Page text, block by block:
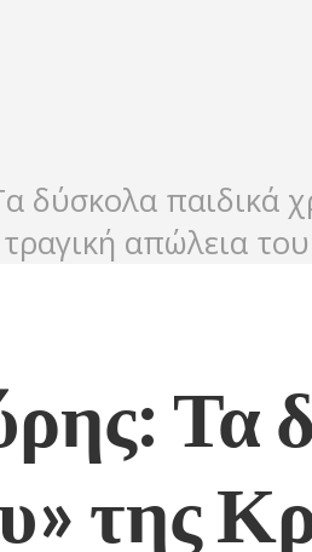
δύσκολα παιδικά
απώλεια
Τα
της